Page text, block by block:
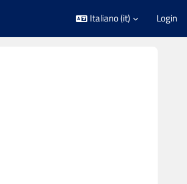
Italiano ‎(it)‎ Login